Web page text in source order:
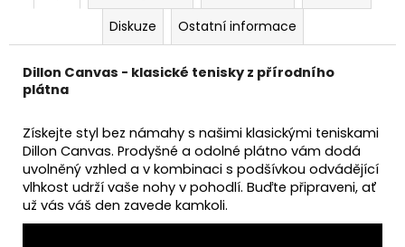
Diskuze
Ostatní informace
Dillon Canvas - klasické tenisky z přírodního
plátna
Získejte styl bez námahy s našimi klasickými teniskami
Dillon Canvas. Prodyšné a odolné plátno vám dodá
uvolněný vzhled a v kombinaci s podšívkou odvádějící
vlhkost udrží vaše nohy v pohodlí. Buďte připraveni, ať
už vás váš den zavede kamkoli.